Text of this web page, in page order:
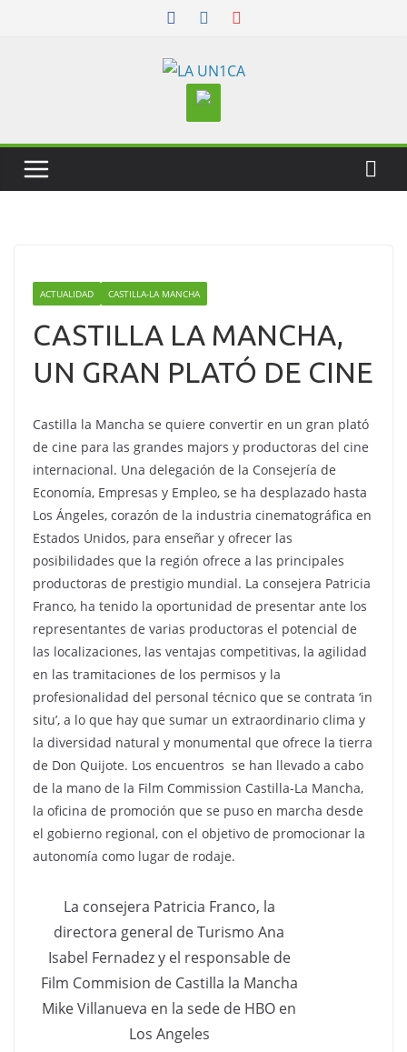
ACTUALIDAD CASTILLA-LA MANCHA
CASTILLA LA MANCHA,
UN GRAN PLATÓ DE CINE
Castilla la Mancha se quiere convertir en un gran plató
de cine para las grandes majors y productoras del cine
internacional. Una delegación de la Consejería de
Economía, Empresas y Empleo, se ha desplazado hasta
Los Ángeles, corazón de la industria cinematográfica en
Estados Unidos, para enseñar y ofrecer las
posibilidades que la región ofrece a las principales
productoras de prestigio mundial. La consejera Patricia
Franco, ha tenido la oportunidad de presentar ante los
representantes de varias productoras el potencial de
las localizaciones, las ventajas competitivas, la agilidad
en las tramitaciones de los permisos y la
profesionalidad del personal técnico que se contrata ‘in
situ’, a lo que hay que sumar un extraordinario clima y
la diversidad natural y monumental que ofrece la tierra
de Don Quijote. Los encuentros se han llevado a cabo
de la mano de la Film Commission Castilla-La Mancha,
la oficina de promoción que se puso en marcha desde
el gobierno regional, con el objetivo de promocionar la
autonomía como lugar de rodaje.
La consejera Patricia Franco, la
directora general de Turismo Ana
Isabel Fernadez y el responsable de
Film Commision de Castilla la Mancha
Mike Villanueva en la sede de HBO en
Los Angeles